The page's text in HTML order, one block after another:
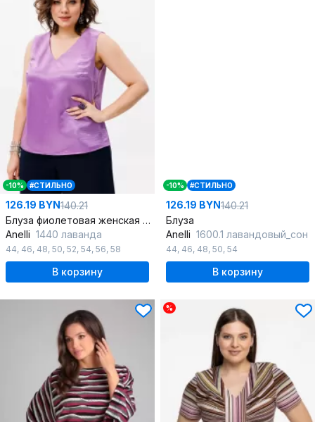
-10% #СТИЛЬНО
126.19 BYN140.21
Блуза фиолетовая женская из вискозы для офиса и повседневности
Anelli 1440 лаванда
44, 46, 48, 50, 52, 54, 56, 58
В корзину
-10% #СТИЛЬНО
126.19 BYN140.21
Блуза
Anelli 1600.1 лавандовый_сон
44, 46, 48, 50, 54
В корзину
%